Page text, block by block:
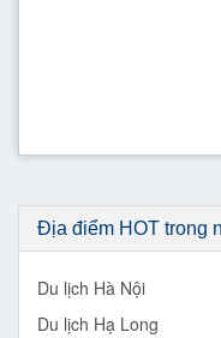
Du lịch Nhật
Địa điểm HOT trong
Du lịch Hà Nội
Du lịch Hạ Long